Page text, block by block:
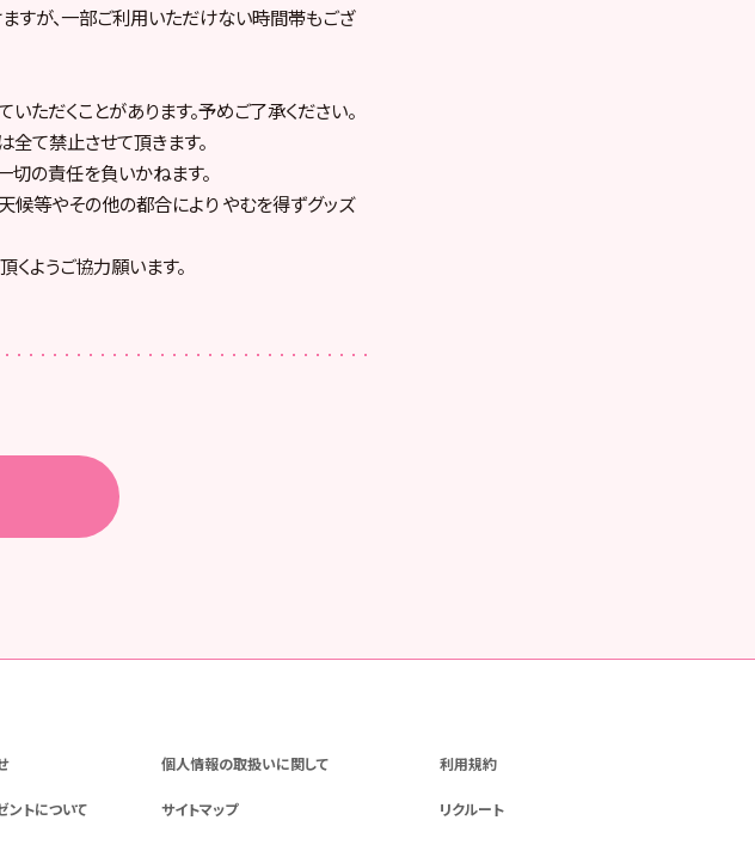
すが、一部ご利用いただけない時間帯もござ
ただくことがあります。予めご了承ください。
て禁止させて頂きます。
切の責任を負いかねます。
候等やその他の都合により やむを得ずグッズ
ようご協力願います。
個人情報の取扱いに関して 利用規約
ントについて サイトマップ リクルート